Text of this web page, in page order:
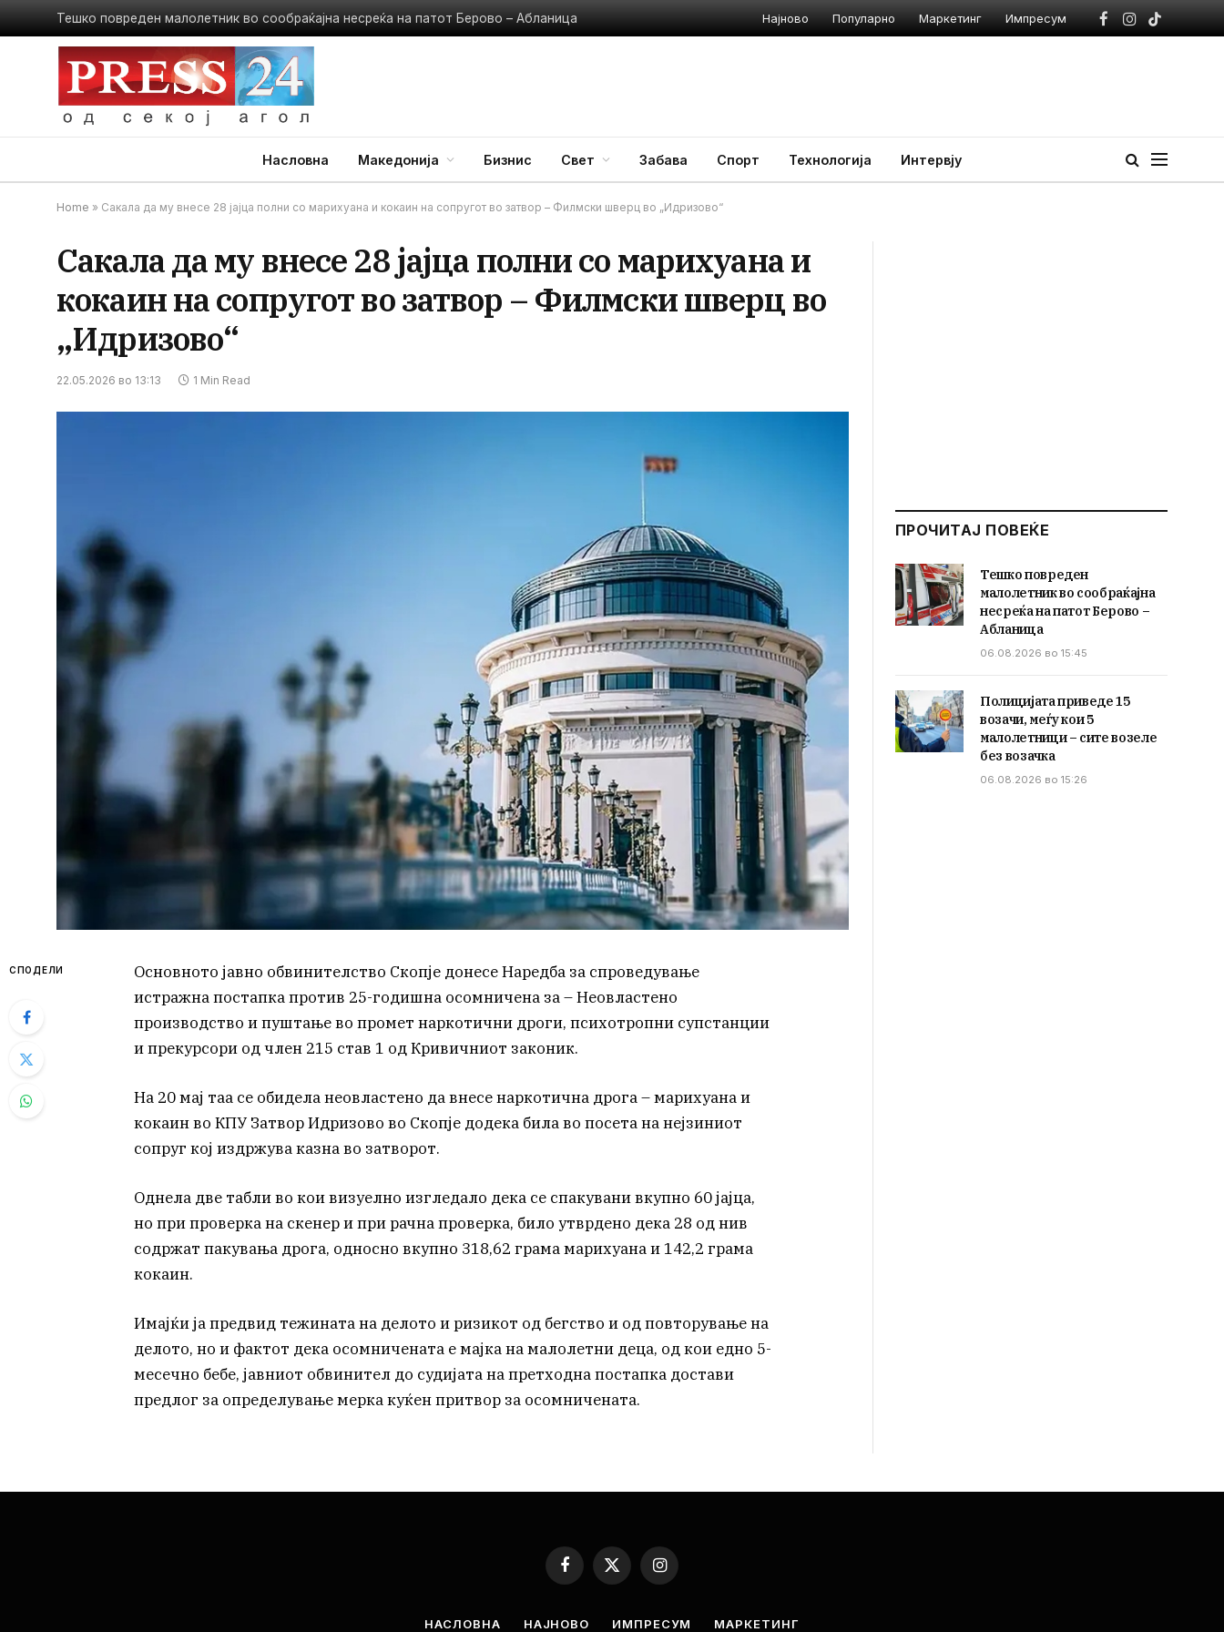
Тешко повреден малолетник во сообраќајна несреќа на патот Берово – Абланица Најново Популарно Маркетинг Импресум
Facebook
Instagram
TikTok
Насловна Македонија Бизнис Свет Забава Спорт Технологија Интервју
Home » Сакала да му внесе 28 јајца полни со марихуана и кокаин на сопругот во затвор – Филмски шверц во „Идризово“
Сакала да му внесе 28 јајца полни со марихуана и
кокаин на сопругот во затвор – Филмски шверц во
„Идризово“
22.05.2026 во 13:13 1 Min Read
СПОДЕЛИ
Основното јавно обвинителство Скопје донесе Наредба за спроведување
истражна постапка против 25-годишна осомничена за – Неовластено
производство и пуштање во промет наркотични дроги, психотропни супстанции
и прекурсори од член 215 став 1 од Кривичниот законик.
На 20 мај таа се обидела неовластено да внесе наркотична дрога – марихуана и
кокаин во КПУ Затвор Идризово во Скопје додека била во посета на нејзиниот
сопруг кој издржува казна во затворот.
Однела две табли во кои визуелно изгледало дека се спакувани вкупно 60 јајца,
но при проверка на скенер и при рачна проверка, било утврдено дека 28 од нив
содржат пакувања дрога, односно вкупно 318,62 грама марихуана и 142,2 грама
кокаин.
Имајќи ја предвид тежината на делото и ризикот од бегство и од повторување на
делото, но и фактот дека осомничената е мајка на малолетни деца, од кои едно 5-
месечно бебе, јавниот обвинител до судијата на претходна постапка достави
предлог за определување мерка куќен притвор за осомничената.
ПРОЧИТАЈ ПОВЕЌЕ
Тешко повреден
малолетник во сообраќајна
несреќа на патот Берово –
Абланица
06.08.2026 во 15:45
Полицијата приведе 15
возачи, меѓу кои 5
малолетници – сите возеле
без возачка
06.08.2026 во 15:26
Facebook
X
(Twitter)
Instagram
НАСЛОВНА НАЈНОВО ИМПРЕСУМ МАРКЕТИНГ